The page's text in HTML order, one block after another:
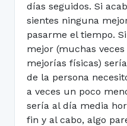
días seguidos. Si
sientes ninguna
pasarme el tiempo.
mejor (muchas
mejorías físicas)
de la persona
a veces un poco
sería al día media
fin y al cabo, algo